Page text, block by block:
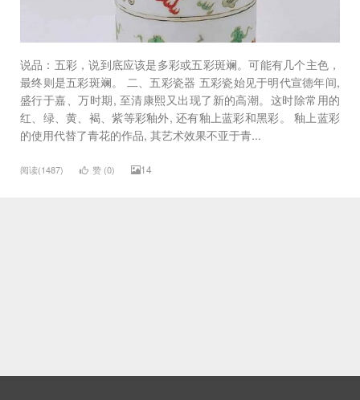
说品：五彩，说到底应该是多彩或五彩斑斓。可能有几个主色，
最终则是五彩斑斓。 二、五彩瓷器 五彩瓷始见于明代宣德年间,
盛行于嘉、万时期, 至清康熙又出现了新的高潮。这时除常用的
红、绿、黄、褐、紫等彩釉外, 还有釉上蓝彩和黑彩。 釉上蓝彩
的使用代替了青花的作品, 其艺术效果不亚于青...
阅读(1487) 赞 (0) 14